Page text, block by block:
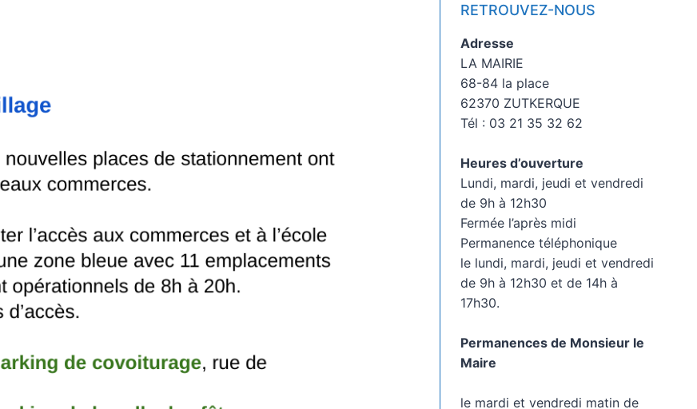
RETROUVEZ-NOUS
Adresse
LA MAIRIE
68-84 la place
62370 ZUTKERQUE
Tél : 03 21 35 32 62
Heures d’ouverture
Lundi, mardi, jeudi et vendredi
de 9h à 12h30
Fermée l’après midi
Permanence téléphonique
le lundi, mardi, jeudi et vendredi
de 9h à 12h30 et de 14h à
17h30.
Permanences de Monsieur le
Maire
le mardi et vendredi matin de